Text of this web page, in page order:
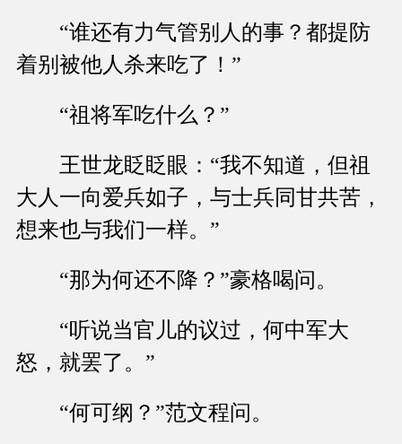
“谁还有力气管别人的事？都提防
着别被他人杀来吃了！”
“祖将军吃什么？”
王世龙眨眨眼：“我不知道，但祖
大人一向爱兵如子，与士兵同甘共苦，
想来也与我们一样。”
“那为何还不降？”豪格喝问。
“听说当官儿的议过，何中军大
怒，就罢了。”
“何可纲？”范文程问。